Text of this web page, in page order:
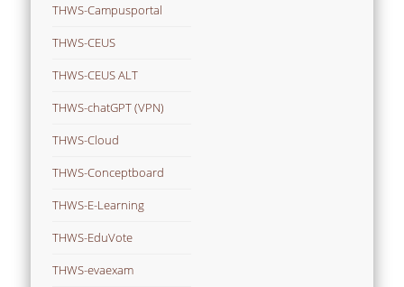
THWS-Campusportal
THWS-CEUS
THWS-CEUS ALT
THWS-chatGPT (VPN)
THWS-Cloud
THWS-Conceptboard
THWS-E-Learning
THWS-EduVote
THWS-evaexam